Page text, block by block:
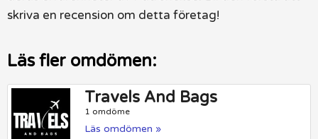
skriva en recension om detta företag!
Läs fler omdömen:
Travels And Bags
1 omdöme
Läs omdömen »